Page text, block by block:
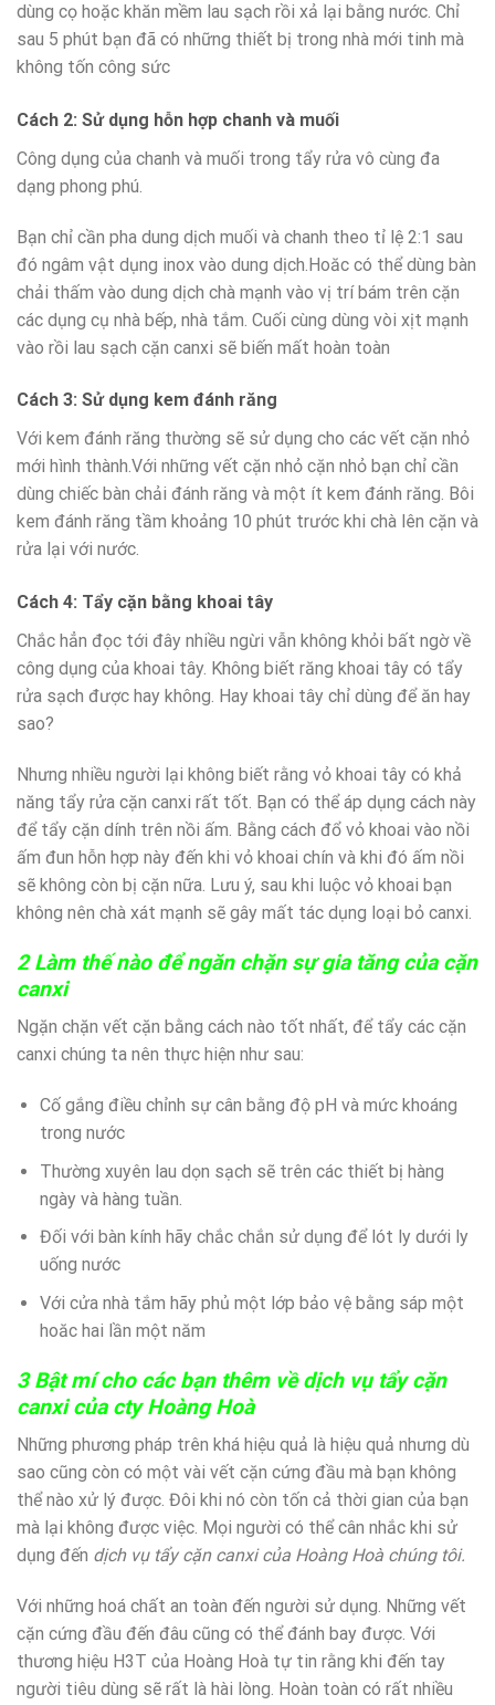
dùng cọ hoặc khăn mềm lau sạch rồi xả lại bằng nước. Chỉ
sau 5 phút bạn đã có những thiết bị trong nhà mới tinh mà
không tốn công sức
Cách 2: Sử dụng hỗn hợp chanh và muối
Công dụng của chanh và muối trong tẩy rửa vô cùng đa
dạng phong phú.
Bạn chỉ cần pha dung dịch muối và chanh theo tỉ lệ 2:1 sau
đó ngâm vật dụng inox vào dung dịch.Hoăc có thể dùng bàn
chải thấm vào dung dịch chà mạnh vào vị trí bám trên cặn
các dụng cụ nhà bếp, nhà tắm. Cuối cùng dùng vòi xịt mạnh
vào rồi lau sạch cặn canxi sẽ biến mất hoàn toàn
Cách 3: Sử dụng kem đánh răng
Với kem đánh răng thường sẽ sử dụng cho các vết cặn nhỏ
mới hình thành.Với những vết cặn nhỏ cặn nhỏ bạn chỉ cần
dùng chiếc bàn chải đánh răng và một ít kem đánh răng. Bôi
kem đánh răng tầm khoảng 10 phút trước khi chà lên cặn và
rửa lại với nước.
Cách 4: Tẩy cặn bằng khoai tây
Chắc hẳn đọc tới đây nhiều ngừi vẫn không khỏi bất ngờ về
công dụng của khoai tây. Không biết răng khoai tây có tẩy
rửa sạch được hay không. Hay khoai tây chỉ dùng để ăn hay
sao?
Nhưng nhiều người lại không biết rằng vỏ khoai tây có khả
năng tẩy rửa cặn canxi rất tốt. Bạn có thể áp dụng cách này
để tẩy cặn dính trên nồi ấm. Bằng cách đổ vỏ khoai vào nồi
ấm đun hỗn hợp này đến khi vỏ khoai chín và khi đó ấm nồi
sẽ không còn bị cặn nữa. Lưu ý, sau khi luộc vỏ khoai bạn
không nên chà xát mạnh sẽ gây mất tác dụng loại bỏ canxi.
2 Làm thế nào để ngăn chặn sự gia tăng của cặn
canxi
Ngặn chặn vết cặn bằng cách nào tốt nhất, để tẩy các cặn
canxi chúng ta nên thực hiện như sau:
Cố gắng điều chỉnh sự cân bằng độ pH và mức khoáng
trong nước
Thường xuyên lau dọn sạch sẽ trên các thiết bị hàng
ngày và hàng tuần.
Đối với bàn kính hãy chắc chắn sử dụng để lót ly dưới ly
uống nước
Với cửa nhà tắm hãy phủ một lớp bảo vệ bằng sáp một
hoăc hai lần một năm
3 Bật mí cho các bạn thêm về dịch vụ tẩy cặn
canxi của cty Hoàng Hoà
Những phương pháp trên khá hiệu quả là hiệu quả nhưng dù
sao cũng còn có một vài vết cặn cứng đầu mà bạn không
thể nào xử lý được. Đôi khi nó còn tốn cả thời gian của bạn
mà lại không được việc. Mọi người có thể cân nhắc khi sử
dụng đến dịch vụ tẩy cặn canxi của Hoàng Hoà chúng tôi.
Với những hoá chất an toàn đến người sử dụng. Những vết
cặn cứng đầu đến đâu cũng có thể đánh bay được. Với
thương hiệu H3T của Hoàng Hoà tự tin rằng khi đến tay
người tiêu dùng sẽ rất là hài lòng. Hoàn toàn có rất nhiều